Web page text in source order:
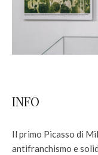
INFO
Il primo Picasso di
antifranchismo e